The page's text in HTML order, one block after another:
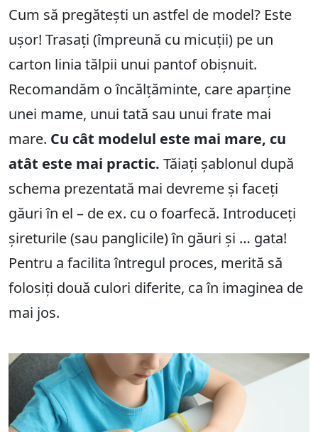
Cum să pregătești un astfel de model? Este
ușor! Trasați (împreună cu micuții) pe un
carton linia tălpii unui pantof obișnuit.
Recomandăm o încălțăminte, care aparține
unei mame, unui tată sau unui frate mai
mare. Cu cât modelul este mai mare, cu
atât este mai practic. Tăiați șablonul după
schema prezentată mai devreme și faceți
găuri în el – de ex. cu o foarfecă. Introduceți
șireturile (sau panglicile) în găuri și … gata!
Pentru a facilita întregul proces, merită să
folosiți două culori diferite, ca în imaginea de
mai jos.